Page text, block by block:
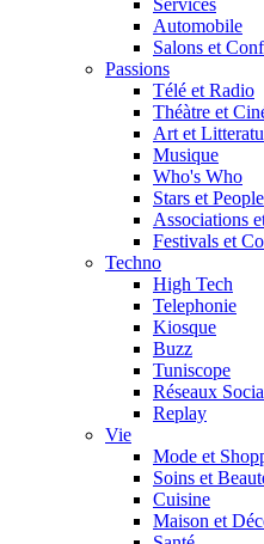
Services
Automobile
Salons et
Passions
Télé et Radio
Théàtre et
Art et
Musique
Who's Who
Stars et People
Associations
Festivals et
Techno
High Tech
Telephonie
Kiosque
Buzz
Tuniscope
Réseaux
Replay
Vie
Mode et
Soins et
Cuisine
Maison et